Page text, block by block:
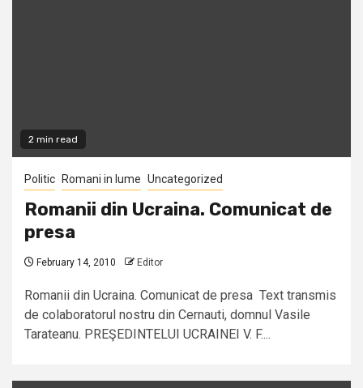
2 min read
Politic Romani in lume Uncategorized
Romanii din Ucraina. Comunicat de
presa
February 14, 2010 Editor
Romanii din Ucraina. Comunicat de presa Text transmis
de colaboratorul nostru din Cernauti, domnul Vasile
Tarateanu. PREŞEDINTELUI UCRAINEI V. F....